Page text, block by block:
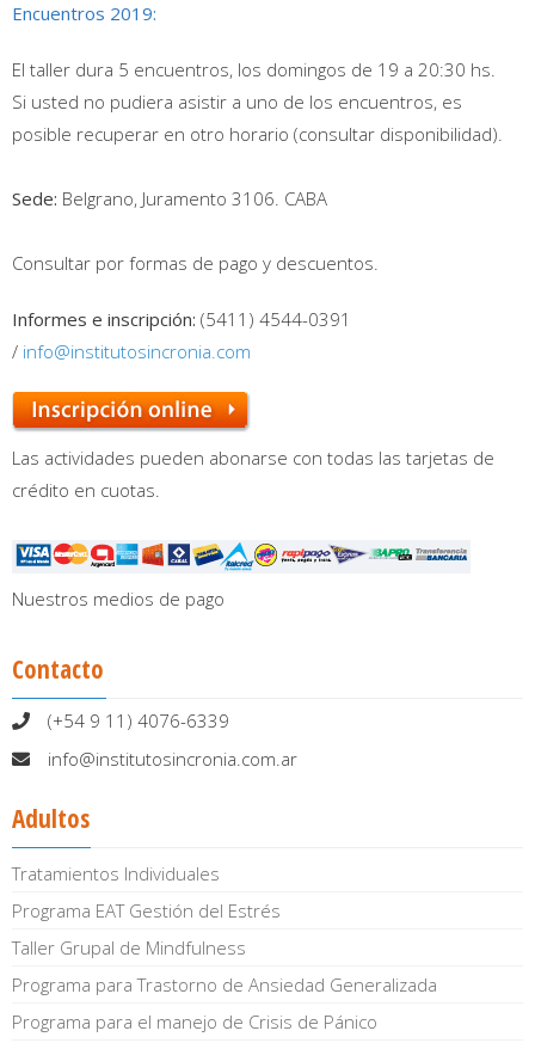
Encuentros 2019:
El taller dura 5 encuentros, los domingos de 19 a 20:30 hs.
Si usted no pudiera asistir a uno de los encuentros, es
posible recuperar en otro horario (consultar disponibilidad).
Sede: Belgrano, Juramento 3106. CABA
Consultar por formas de pago y descuentos.
Informes e inscripción: (5411) 4544-0391
/ info@institutosincronia.com
Las actividades pueden abonarse con todas las tarjetas de
crédito en cuotas.
Nuestros medios de pago
Contacto
(+54 9 11) 4076-6339
info@institutosincronia.com.ar
Adultos
Tratamientos Individuales
Programa EAT Gestión del Estrés
Taller Grupal de Mindfulness
Programa para Trastorno de Ansiedad Generalizada
Programa para el manejo de Crisis de Pánico